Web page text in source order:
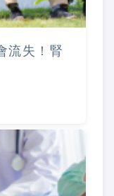
流失！腎